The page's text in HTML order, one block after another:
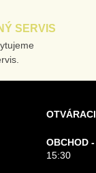
SERVIS
OBCHOD -
15:30